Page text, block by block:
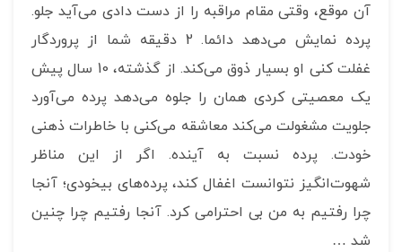
آن موقع، وقتی مقام مراقبه را از دست دادی می‌آید جلو.
پرده نمایش می‌دهد دائما. 2 دقیقه شما از پروردگار
غفلت کنی او بسیار ذوق می‌کند. از گذشته، 10 سال پیش
یک معصیتی کردی همان را جلوه می‌دهد پرده می‌آورد
جلویت مشغولت می‌کند معاشقه می‌کنی با خاطرات ذهنی
خودت. پرده نسبت به آینده. اگر از این مناظر
شهوت‌انگیز نتوانست اغفال کند، پرده‌های بیخودی؛ آنجا
چرا رفتیم به من بی احترامی کرد. آنجا رفتیم چرا چنین
شد …